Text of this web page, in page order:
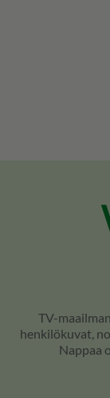
TV-
henkilökuvat,
Nappaa